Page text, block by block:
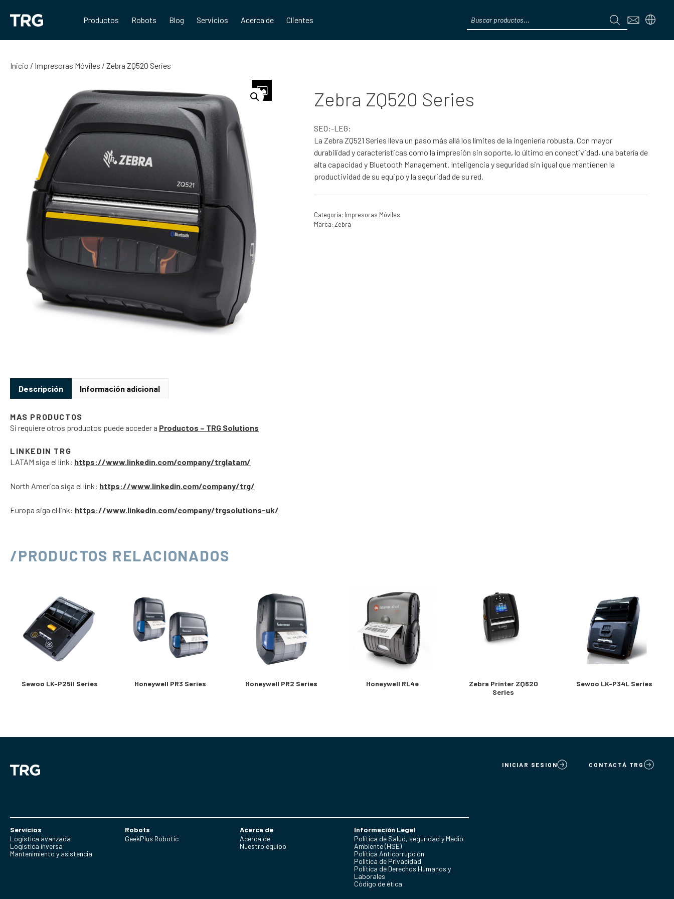
contenido
Productos Robots Blog Servicios Acerca de Clientes
search
Inicio / Impresoras Móviles / Zebra ZQ520 Series
Zebra ZQ520 Series
SEO:-LEG:
La Zebra ZQ521 Series lleva un paso más allá los límites de la ingeniería robusta. Con mayor
durabilidad y características como la impresión sin soporte, lo último en conectividad, una batería de
alta capacidad y Bluetooth Management. Inteligencia y seguridad sin igual que mantienen la
productividad de su equipo y la seguridad de su red.
Categoría: Impresoras Móviles
Marca: Zebra
Descripción Información adicional
MAS PRODUCTOS
Si requiere otros productos puede acceder a Productos – TRG Solutions
LINKEDIN TRG
LATAM siga el link: https://www.linkedin.com/company/trglatam/
North America siga el link: https://www.linkedin.com/company/trg/
Europa siga el link: https://www.linkedin.com/company/trgsolutions-uk/
/PRODUCTOS RELACIONADOS
Sewoo LK-P25II Series Honeywell PR3 Series Honeywell PR2 Series Honeywell RL4e
Zebra Printer ZQ620
Series
Sewoo LK-P34L Series
INICIAR SESION CONTACTÁ TRG
Servicios
Logística avanzada
Logística inversa
Mantenimiento y asistencia
Robots
GeekPlus Robotic
Acerca de
Acerca de
Nuestro equipo
Información Legal
Política de Salud, seguridad y Medio
Ambiente (HSE)
Política Anticorrupción
Politica de Privacidad
Política de Derechos Humanos y
Laborales
Código de ética